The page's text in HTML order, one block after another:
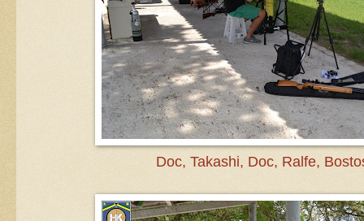
Doc, Takashi, Doc, Ralfe,